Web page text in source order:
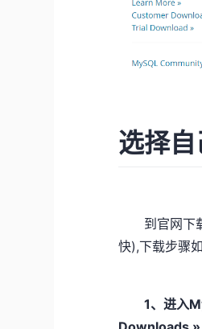
选择
到官网下
快),下载步骤
1、进入